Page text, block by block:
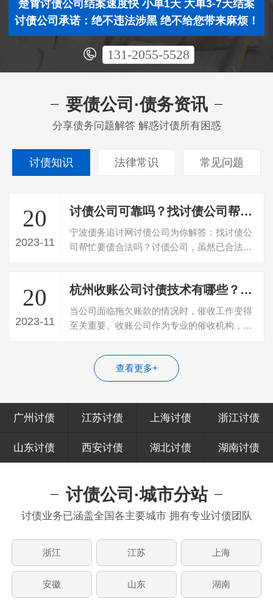
楚霄讨债公司结案速度快 小单1天 大单3-7天结案
讨债公司承诺：绝不违法涉黑 绝不给您带来麻烦！
131-2055-5528
要债公司·债务资讯
分享债务问题解答 解惑讨债所有困惑
讨债知识 法律常识 常见问题
20
2023-11
讨债公司可靠吗？找讨债公司帮忙要债合法吗？
宁波债务追讨网讨债公司为你解答：找讨债公
司帮忙要债合法吗？讨债公司，虽然已合法的
20
2023-11
杭州收账公司讨债技术有哪些？学会这7招统统搞定！
当公司面临拖欠账款的情况时，催收工作变得
至关重要。收账公司作为专业的催收机构，在
查看更多+
广州讨债 江苏讨债 上海讨债 浙江讨债
山东讨债 西安讨债 湖北讨债 湖南讨债
讨债公司·城市分站
讨债业务已涵盖全国各主要城市 拥有专业讨债团队
浙江 江苏 上海
安徽 山东 湖南